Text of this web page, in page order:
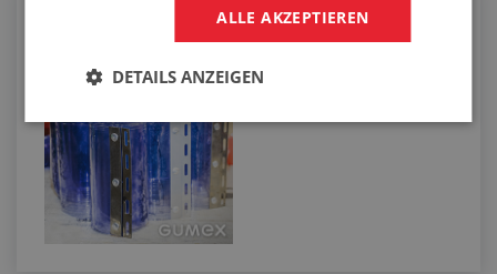
Folien-Lamellen als Maßanfertigung
ALLE AKZEPTIEREN
DETAILS ANZEIGEN